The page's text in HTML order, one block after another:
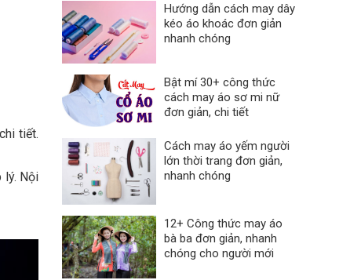
tiết.
lý. Nội
Hướng dẫn cách may dây
kéo áo khoác đơn giản
nhanh chóng
Bật mí 30+ công thức
cách may áo sơ mi nữ
đơn giản, chi tiết
Cách may áo yếm người
lớn thời trang đơn giản,
nhanh chóng
12+ Công thức may áo
bà ba đơn giản, nhanh
chóng cho người mới